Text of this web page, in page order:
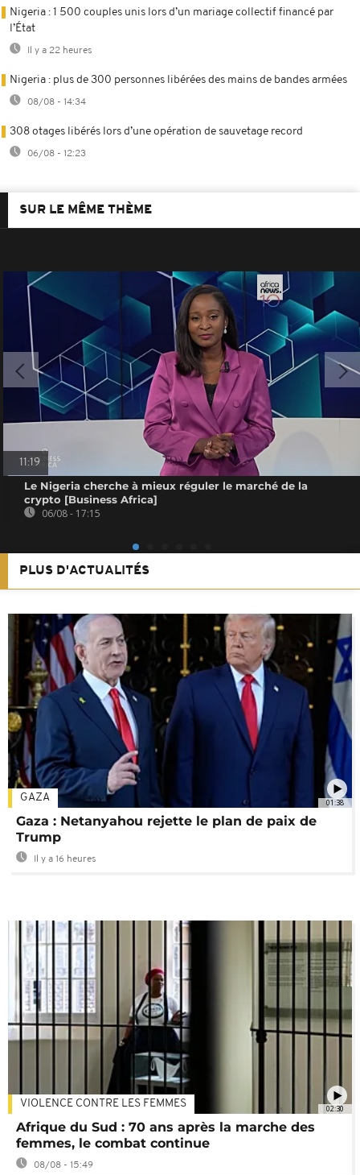
Nigeria : 1 500 couples unis lors d’un mariage collectif financé par
l’État
Il y a 22 heures
Nigeria : plus de 300 personnes libérées des mains de bandes armées
08/08 - 14:34
308 otages libérés lors d’une opération de sauvetage record
06/08 - 12:23
SUR LE MÊME THÈME
11:19
Le Nigeria cherche à mieux réguler le marché de la
crypto [Business Africa]
06/08 - 17:15
PLUS D'ACTUALITÉS
01:38
GAZA
Gaza : Netanyahou rejette le plan de paix de
Trump
Il y a 16 heures
02:30
VIOLENCE CONTRE LES FEMMES
Afrique du Sud : 70 ans après la marche des
femmes, le combat continue
08/08 - 15:49